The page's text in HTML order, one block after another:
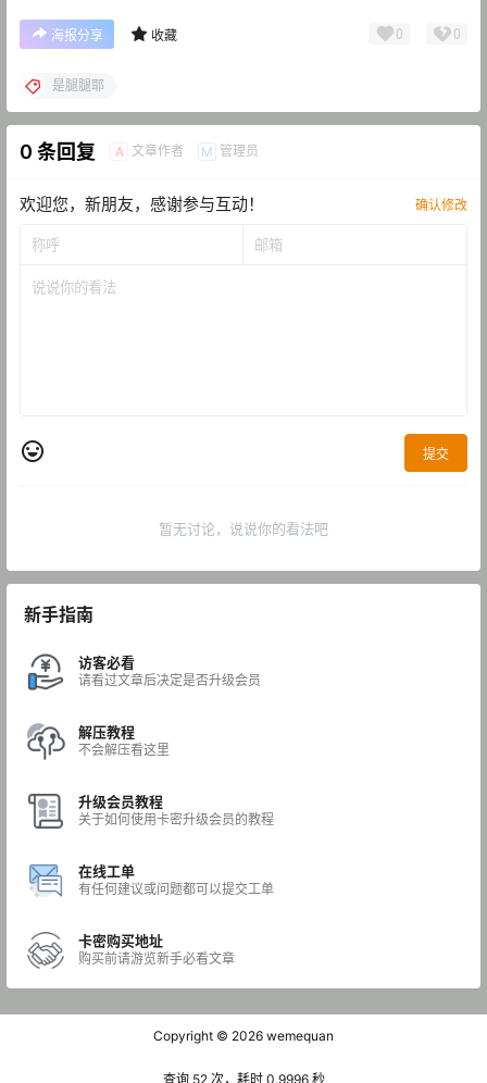
海报分享 收藏 0 0
是腿腿耶
0 条回复 A 文章作者 M 管理员
欢迎您，新朋友，感谢参与互动！ 确认修改
提交
暂无讨论，说说你的看法吧
新手指南
访客必看
请看过文章后决定是否升级会员
解压教程
不会解压看这里
升级会员教程
关于如何使用卡密升级会员的教程
在线工单
有任何建议或问题都可以提交工单
卡密购买地址
购买前请游览新手必看文章
Copyright © 2026 wemequan
查询 52 次，耗时 0.9996 秒